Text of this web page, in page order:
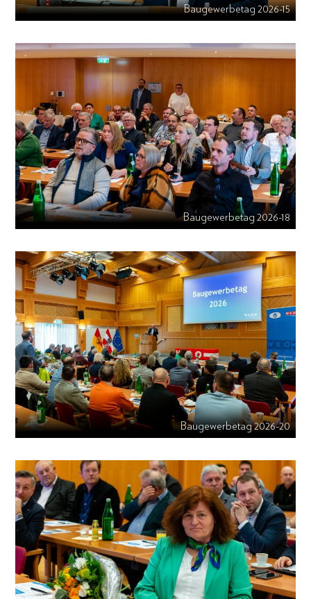
Baugewerbetag 2026-15
Baugewerbetag 2026-18
Baugewerbetag 2026-20